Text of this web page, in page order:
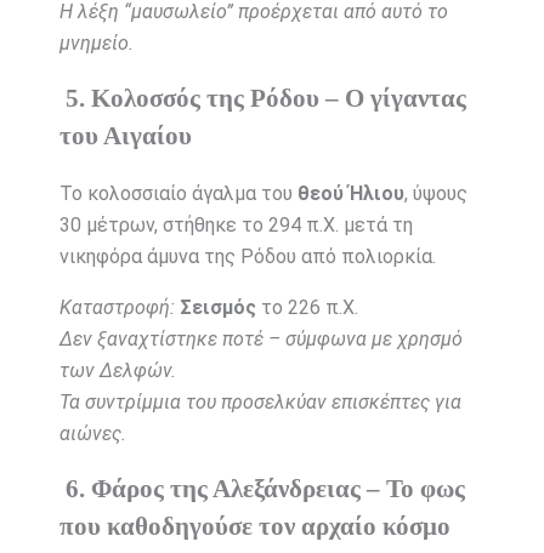
Η λέξη “μαυσωλείο” προέρχεται από αυτό το
μνημείο.
5. Κολοσσός της Ρόδου – Ο γίγαντας
του Αιγαίου
Το κολοσσιαίο άγαλμα του θεού Ήλιου, ύψους
30 μέτρων, στήθηκε το 294 π.Χ. μετά τη
νικηφόρα άμυνα της Ρόδου από πολιορκία.
Καταστροφή: Σεισμός το 226 π.Χ.
Δεν ξαναχτίστηκε ποτέ – σύμφωνα με χρησμό
των Δελφών.
Τα συντρίμμια του προσελκύαν επισκέπτες για
αιώνες.
6. Φάρος της Αλεξάνδρειας – Το φως
που καθοδηγούσε τον αρχαίο κόσμο